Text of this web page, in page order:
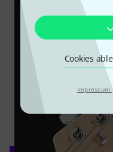
Cookies
Impressum